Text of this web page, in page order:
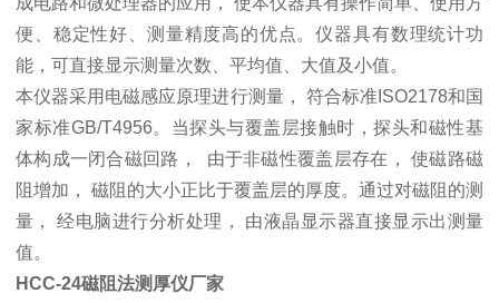
便、稳定性好、测量精度高的优点。仪器具有数理统计功
能，可直接显示测量次数、平均值、大值及小值。
本仪器采用电磁感应原理进行测量， 符合标准ISO2178和国
家标准GB/T4956。当探头与覆盖层接触时，探头和磁性基
体构成一闭合磁回路， 由于非磁性覆盖层存在， 使磁路磁
阻增加， 磁阻的大小正比于覆盖层的厚度。通过对磁阻的测
量， 经电脑进行分析处理， 由液晶显示器直接显示出测量
值。
HCC-24磁阻法测厚仪厂家